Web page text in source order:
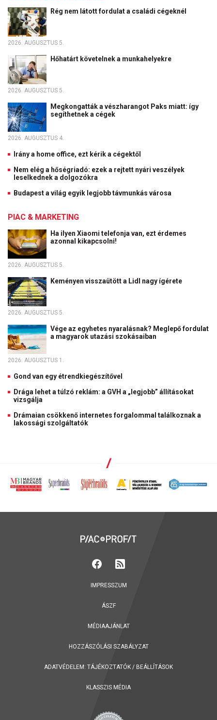
Rég nem látott fordulat a családi cégeknél
2026. AUGUSZTUS 5.
Hőhatárt követelnek a munkahelyekre
2026. AUGUSZTUS 5.
Megkongatták a vészharangot Paks miatt: így
segíthetnek a cégek
2026. AUGUSZTUS 4.
Irány a home office, ezt kérik a cégektől
Nem elég a hőségriadó: ezek a rejtett nyári veszélyek
leselkednek a dolgozókra
Budapest a világ egyik legjobb távmunkás városa
PIAC & MARKETING
Ha ilyen Xiaomi telefonja van, ezt érdemes
azonnal kikapcsolni!
2026. AUGUSZTUS 5.
Keményen visszaütött a Lidl nagy ígérete
2026. AUGUSZTUS 5.
Vége az egyhetes nyaralásnak? Meglepő fordulat
a magyarok utazási szokásaiban
2026. AUGUSZTUS 1.
Gond van egy étrendkiegészítővel
Drága lehet a túlzó reklám: a GVH a „legjobb” állításokat
vizsgálja
Drámaian csökkenő internetes forgalommal találkoznak a
lakossági szolgáltatók
IMPRESSZUM
ÁSZF
MÉDIAAJÁNLAT
HOZZÁSZÓLÁSI SZABÁLYZAT
ADATVÉDELEM: TÁJÉKOZTATÓK / BEÁLLÍTÁSOK
KLASSZIS MÉDIA